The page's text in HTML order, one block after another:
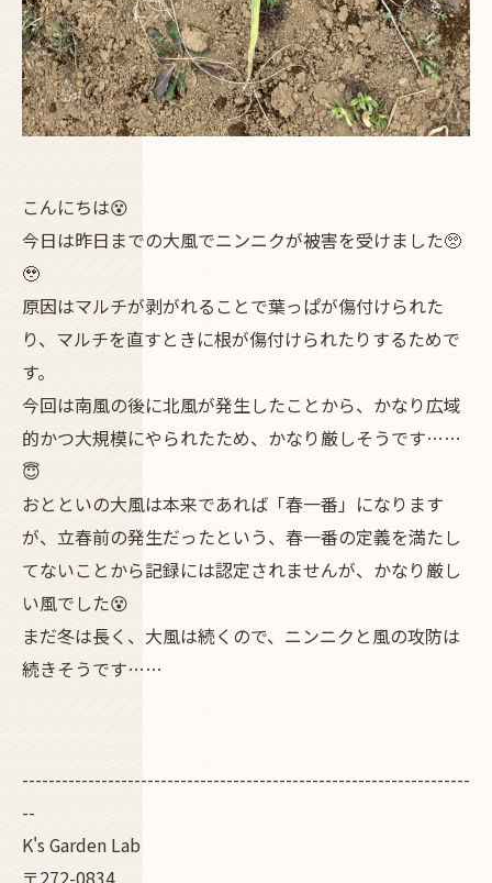
こんにちは😵
今日は昨日までの大風でニンニクが被害を受けました🥺
🥹
原因はマルチが剥がれることで葉っぱが傷付けられた
り、マルチを直すときに根が傷付けられたりするためで
す。
今回は南風の後に北風が発生したことから、かなり広域
的かつ大規模にやられたため、かなり厳しそうです……
😇
おとといの大風は本来であれば「春一番」になります
が、立春前の発生だったという、春一番の定義を満たし
てないことから記録には認定されませんが、かなり厳し
い風でした😵
まだ冬は長く、大風は続くので、ニンニクと風の攻防は
続きそうです……
--------------------------------------------------------------------
--
K's Garden Lab
〒272-0834